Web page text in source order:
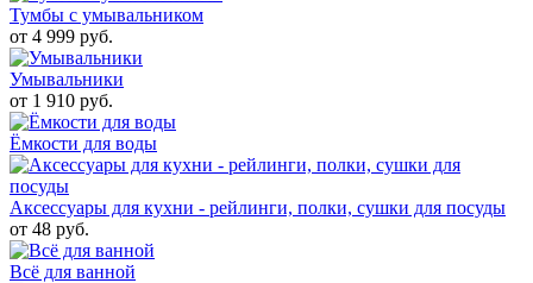
Тумбы с умывальником
от 4 999 руб.
Умывальники
от 1 910 руб.
Ёмкости для воды
Аксессуары для кухни - рейлинги, полки, сушки для посуды
от 48 руб.
Всё для ванной